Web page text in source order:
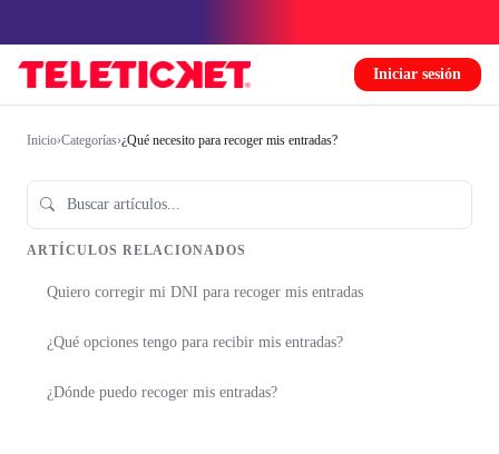
Iniciar sesión
Inicio›Categorías›¿Qué necesito para recoger mis entradas?
ARTÍCULOS RELACIONADOS
Quiero corregir mi DNI para recoger mis entradas
¿Qué opciones tengo para recibir mis entradas?
¿Dónde puedo recoger mis entradas?